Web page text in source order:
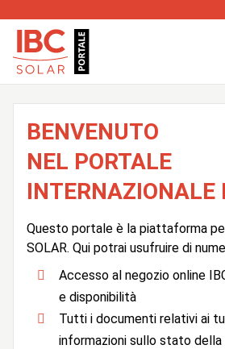
BENVENUTO
NEL PORTALE
INTERNAZIONALE
Questo portale è la piattaforma
SOLAR. Qui potrai usufruire di
Accesso al negozio online
e disponibilità
Tutti i documenti relativi ai
informazioni sullo stato della